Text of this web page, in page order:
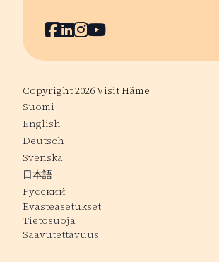
Facebook
Sivu avautuu uudessa
LinkedIn
Sivu avautuu
Instagram
Sivu avautuu
YouTube
Sivu avautuu
Copyright 2026 Visit Häme
Suomi
English
Deutsch
Svenska
日本語
Русский
Evästeasetukset
Tietosuoja
Saavutettavuus